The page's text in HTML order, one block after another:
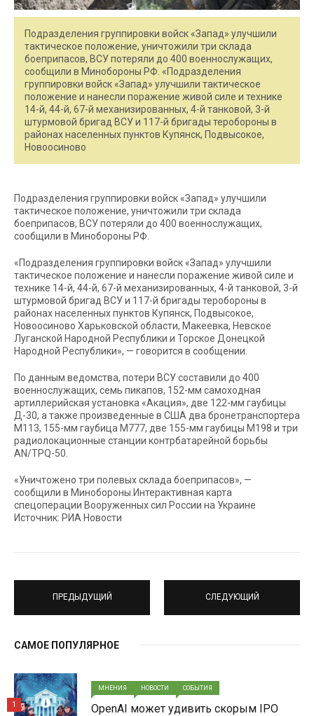
Подразделения группировки войск «Запад» улучшили
тактическое положение, уничтожили три склада
боеприпасов, ВСУ потеряли до 400 военнослужащих,
сообщили в Минобороны РФ. «Подразделения
группировки войск «Запад» улучшили тактическое
положение и нанесли поражение живой силе и технике
14-й, 44-й, 67-й механизированных, 4-й танковой, 3-й
штурмовой бригад ВСУ и 117-й бригады теробороны в
районах населенных пунктов Купянск, Подвысокое,
Новоосиново
Подразделения группировки войск «Запад» улучшили
тактическое положение, уничтожили три склада
боеприпасов, ВСУ потеряли до 400 военнослужащих,
сообщили в Минобороны РФ.
«Подразделения группировки войск «Запад» улучшили
тактическое положение и нанесли поражение живой силе и
технике 14-й, 44-й, 67-й механизированных, 4-й танковой, 3-й
штурмовой бригад ВСУ и 117-й бригады теробороны в
районах населенных пунктов Купянск, Подвысокое,
Новоосиново Харьковской области, Макеевка, Невское
Луганской Народной Республики и Торское Донецкой
Народной Республики», — говорится в сообщении.
По данным ведомства, потери ВСУ составили до 400
военнослужащих, семь пикапов, 152-мм самоходная
артиллерийская установка «Акация», две 122-мм гаубицы
Д-30, а также произведенные в США два бронетранспортера
М113, 155-мм гаубица М777, две 155-мм гаубицы М198 и три
радиолокационные станции контрбатарейной борьбы
AN/TPQ-50.
«Уничтожено три полевых склада боеприпасов», —
сообщили в Минобороны.Интерактивная карта
спецоперации Вооруженных сил России на Украине
Источник: РИА Новости
ПРЕДЫДУЩИЙ СЛЕДУЮЩИЙ
САМОЕ ПОПУЛЯРНОЕ
МНЕНИЯ НОВОСТИ СОБЫТИЯ
OpenAI может удивить скорым IPO
1